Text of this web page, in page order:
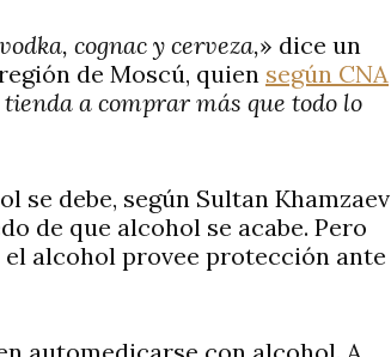
cognac y cerveza,» dice un
de Moscú, quien según CNA
tienda a comprar más que todo lo
se debe, según Sultan Khamzaev
de que alcohol se acabe. Pero
alcohol provee protección ante